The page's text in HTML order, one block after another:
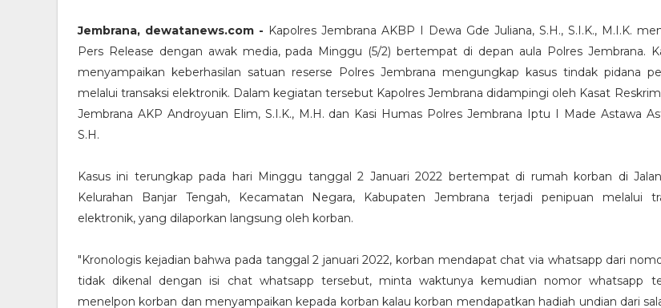
Jembrana, dewatanews.com - Kapolres Jembrana AKBP I Dewa Gde Juliana, S.H., S.I.K., M.I.K.
Pers Release dengan awak media, pada Minggu (5/2) bertempat di depan aula Polres Jembrana.
menyampaikan keberhasilan satuan reserse Polres Jembrana mengungkap kasus tindak pidana
melalui transaksi elektronik. Dalam kegiatan tersebut Kapolres Jembrana didampingi oleh Kasat
Jembrana AKP Androyuan Elim, S.I.K., M.H. dan Kasi Humas Polres Jembrana Iptu I Made Astawa
S.H.
Kasus ini terungkap pada hari Minggu tanggal 2 Januari 2022 bertempat di rumah korban di
Kelurahan Banjar Tengah, Kecamatan Negara, Kabupaten Jembrana terjadi penipuan melalui
elektronik, yang dilaporkan langsung oleh korban.
"Kronologis kejadian bahwa pada tanggal 2 januari 2022, korban mendapat chat via whatsapp dari
tidak dikenal dengan isi chat whatsapp tersebut, minta waktunya kemudian nomor whatsapp
menelpon korban dan menyampaikan kepada korban kalau korban mendapatkan hadiah undian dari